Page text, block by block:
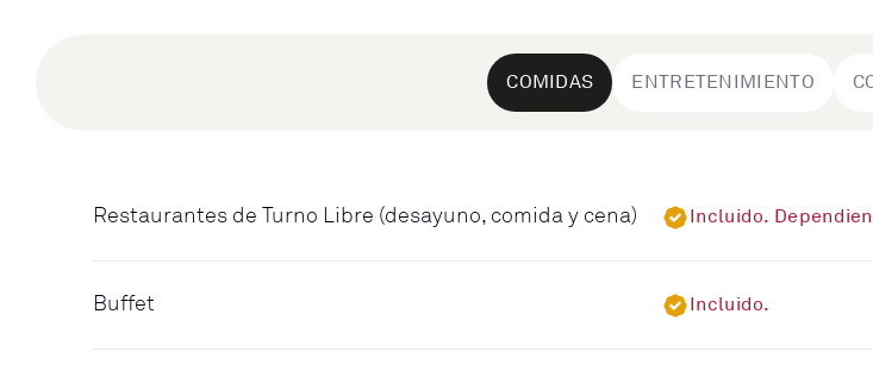
COMIDAS ENTRETENIMIENTO
Restaurantes de Turno Libre (desayuno, comida y cena) Incluido.
Buffet Incluido.